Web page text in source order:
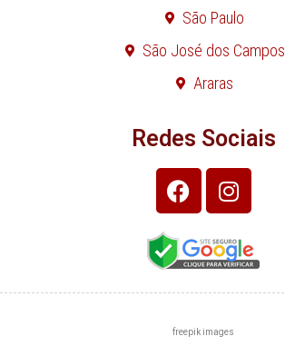
São Paulo
São José dos Campos
Araras
Redes Sociais
freepik images